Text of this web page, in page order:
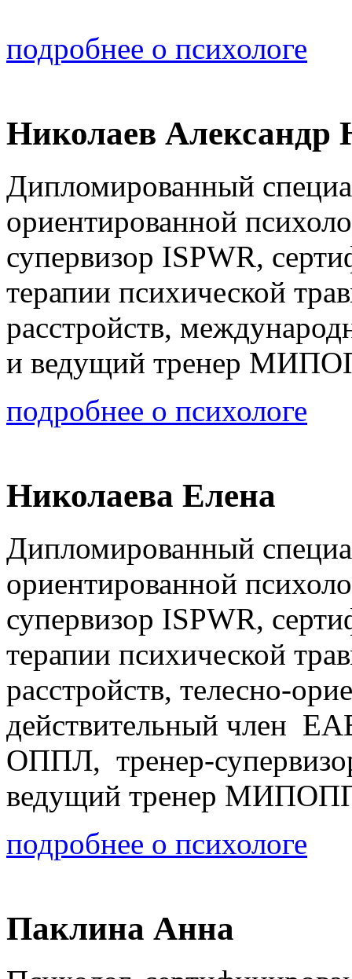
подробнее о психологе
Николаев Александр
Дипломированный
ориентированной
супервизор ISPWR,
терапии психической
расстройств,
и ведущий тренер
подробнее о психологе
Николаева Елена
Дипломированный
ориентированной
супервизор ISPWR,
терапии психической
расстройств, телесно-
действительный член
ОППЛ, тренер-
ведущий тренер
подробнее о психологе
Паклина Анна